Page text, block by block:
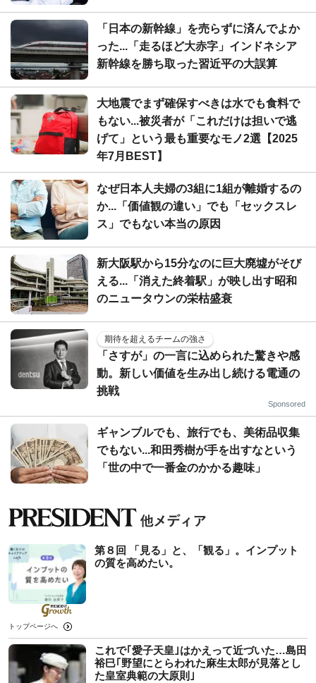
「日本の新幹線」を売らずに済んでよか
った...「走るほど大赤字」インドネシア
新幹線を勝ち取った習近平の大誤算
大地震でまず確保すべきは水でも食料で
もない...被災者が「これだけは担いで逃
げて」という最も重要なモノ2選【2025
年7月BEST】
なぜ日本人夫婦の3組に1組が離婚するの
か...「価値観の違い」でも「セックスレ
ス」でもない本当の原因
新大阪駅から15分なのに巨大廃墟がそび
える...「消えた終着駅」が映し出す昭和
のニュータウンの栄枯盛衰
期待を超えるチームの強さ
「さすが」の一言に込められた驚きや感
動。新しい価値を生み出し続ける電通の
挑戦
Sponsored
ギャンブルでも、旅行でも、美術品収集
でもない...和田秀樹が手を出すなという
「世の中で一番金のかかる趣味」
第８回 「見る」と、「観る」。インプット
の質を高めたい。
トップページへ
これで｢愛子天皇｣はかえって近づいた…島田
裕巳｢野望にとらわれた麻生太郎が見落とし
た皇室典範の大原則｣